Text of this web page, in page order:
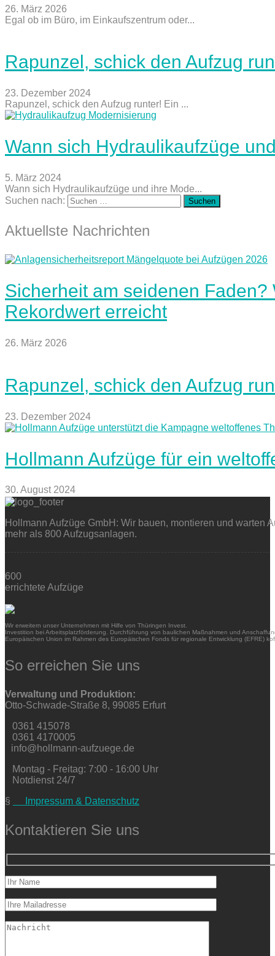
26. März 2026
Egal ob im Büro, im Einkaufszentrum oder...
Rapunzel, schick den Aufzug
23. Dezember 2024
Rapunzel, schick den Aufzug runter! Ein ...
Wann sich Hydraulikaufzüge
5. März 2024
Wann sich Hydraulikaufzüge und ihre Mode...
Suchen nach:
Aktuellste Nachrichten
Sicherheit am seidenen
Rekordwert erreicht
26. März 2026
Rapunzel, schick den Aufzug
23. Dezember 2024
Hollmann Aufzüge für ein
30. August 2024
Hollmann Aufzüge GmbH: Wir bauen, montieren und warten
mehr als 800 Aufzugsanlagen.
600
errichtete Aufzüge
Wir erweitern unser Unternehmen mit Hilfe von Thüringen Invest.
Investition bei Arbeitsplatzförderung. Durchführung von baulichen Maßnahmen und
Europäischen Union im Rahmen des Europäischen Fonds für regionale Entwicklung (EFRE)
So erreichen Sie uns
Verwaltung und Produktion:
Otto-Schwade-Straße 8, 99085 Erfurt
0361 415078
0361 4170005
info@hollmann-aufzuege.de
Montag - Freitag: 7:00 - 16:00 Uhr
Notdienst 24/7
§
Impressum & Datenschutz
Kontaktieren Sie uns